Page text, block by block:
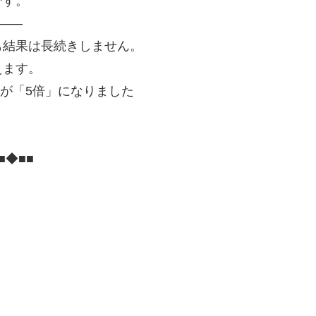
果は長続きしません。
す。
「5倍」になりました